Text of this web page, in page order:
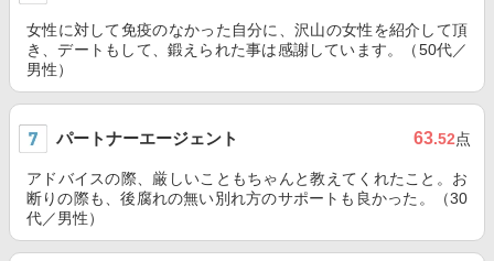
女性に対して免疫のなかった自分に、沢山の女性を紹介して頂
き、デートもして、鍛えられた事は感謝しています。（50代／
男性）
パートナーエージェント 63.52点
アドバイスの際、厳しいこともちゃんと教えてくれたこと。お
断りの際も、後腐れの無い別れ方のサポートも良かった。（30
代／男性）